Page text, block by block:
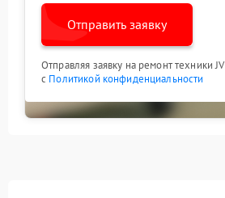
Отправить заявку
Отправляя заявку на ремонт техники
с Политикой конфиденциальности